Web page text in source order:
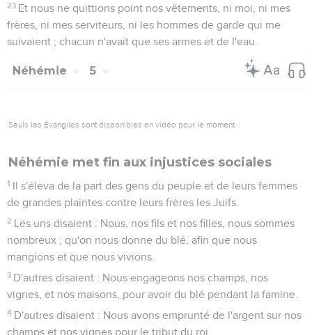
23 Et nous ne quittions point nos vêtements, ni moi, ni mes
frères, ni mes serviteurs, ni les hommes de garde qui me
suivaient ; chacun n'avait que ses armes et de l'eau.
Néhémie 5
Seuls les Évangiles sont disponibles en vidéo pour le moment.
Néhémie met fin aux injustices sociales
1 Il s'éleva de la part des gens du peuple et de leurs femmes
de grandes plaintes contre leurs frères les Juifs.
2 Les uns disaient : Nous, nos fils et nos filles, nous sommes
nombreux ; qu'on nous donne du blé, afin que nous
mangions et que nous vivions.
3 D'autres disaient : Nous engageons nos champs, nos
vignes, et nos maisons, pour avoir du blé pendant la famine.
4 D'autres disaient : Nous avons emprunté de l'argent sur nos
champs et nos vignes pour le tribut du roi.